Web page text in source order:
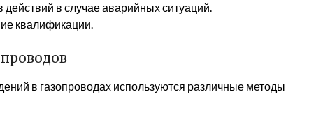
в случае аварийных ситуаций.
квалификации.
в газопроводах используются различные методы